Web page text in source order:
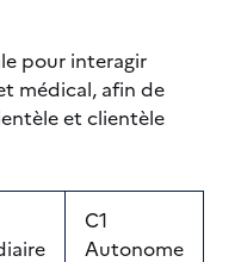
pour interagir
médical, afin de
et clientèle
C1
Autonome